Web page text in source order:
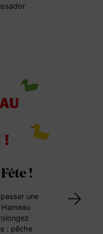
!
une
: pêche